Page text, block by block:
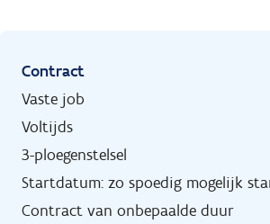
Contract
Vaste job
Voltijds
3-ploegenstelsel
Startdatum: zo spoedig mogelijk
Contract van onbepaalde duur